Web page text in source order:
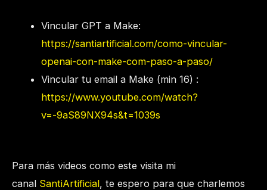
Vincular GPT a Make:
https://santiartificial.com/como-vincular-
openai-con-make-com-paso-a-paso/
Vincular tu email a Make (min 16) :
https://www.youtube.com/watch?
v=-9aS89NX94s&t=1039s
Para más videos como este visita mi
canal SantiArtificial, te espero para que charlemos